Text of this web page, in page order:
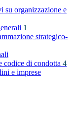
su organizzazione e
1
strategico-
codice di condotta 4
e imprese